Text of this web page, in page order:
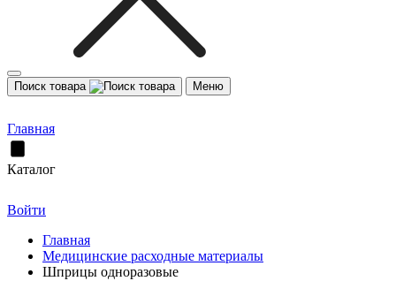
Поиск товара Меню
Главная
Каталог
Войти
Главная
Медицинские расходные материалы
Шприцы одноразовые